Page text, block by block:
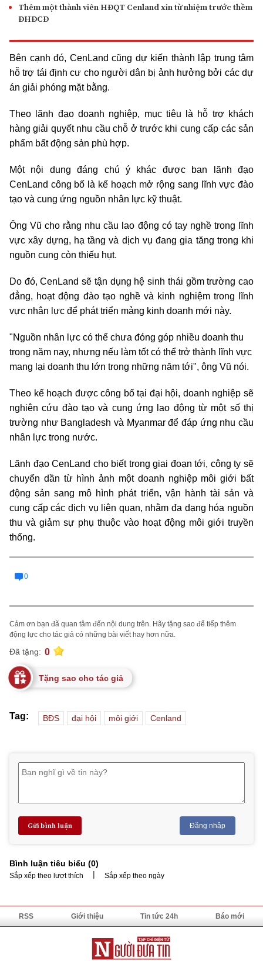
Thêm một thành viên HĐQT Cenland xin từ nhiệm trước thềm
ĐHĐCĐ
Bên cạnh đó, CenLand cũng dự kiến thành lập trung tâm
hỗ trợ tái định cư cho người dân bị ảnh hưởng bởi các dự
án giải phóng mặt bằng.
Theo lãnh đạo doanh nghiệp, mục tiêu là hỗ trợ khách
hàng giải quyết nhu cầu chỗ ở trước khi cung cấp các sản
phẩm bất động sản phù hợp.
Một nội dung đáng chú ý khác được ban lãnh đạo
CenLand công bố là kế hoạch mở rộng sang lĩnh vực đào
tạo và cung ứng nguồn nhân lực kỹ thuật.
Ông Vũ cho rằng nhu cầu lao động có tay nghề trong lĩnh
vực xây dựng, hạ tầng và dịch vụ đang gia tăng trong khi
nguồn cung còn thiếu hụt.
Do đó, CenLand sẽ tận dụng hệ sinh thái gồm trường cao
đẳng, hoạt động đào tạo nghề và kinh nghiệm trong lĩnh
vực nhân lực để phát triển mảng kinh doanh mới này.
"Nguồn nhân lực có thể chưa đóng góp nhiều doanh thu
trong năm nay, nhưng nếu làm tốt có thể trở thành lĩnh vực
mang lại doanh thu lớn trong những năm tới", ông Vũ nói.
Theo kế hoạch được công bố tại đại hội, doanh nghiệp sẽ
nghiên cứu đào tạo và cung ứng lao động từ một số thị
trường như Bangladesh và Myanmar để đáp ứng nhu cầu
nhân lực trong nước.
Lãnh đạo CenLand cho biết trong giai đoạn tới, công ty sẽ
chuyển dần từ hình ảnh một doanh nghiệp môi giới bất
động sản sang mô hình phát triển, vận hành tài sản và
cung cấp các dịch vụ liên quan, nhằm đa dạng hóa nguồn
thu và giảm sự phụ thuộc vào hoạt động môi giới truyền
thống.
0
Cảm ơn bạn đã quan tâm đến nội dung trên. Hãy tặng sao để tiếp thêm
động lực cho tác giả có những bài viết hay hơn nữa.
Đã tặng: 0
Tặng sao cho tác giả
Tag: BĐS đại hội môi giới Cenland
Gửi bình luận Đăng nhập
Bình luận tiêu biểu (0)
Sắp xếp theo lượt thích | Sắp xếp theo ngày
RSS Giới thiệu Tin tức 24h Báo mới